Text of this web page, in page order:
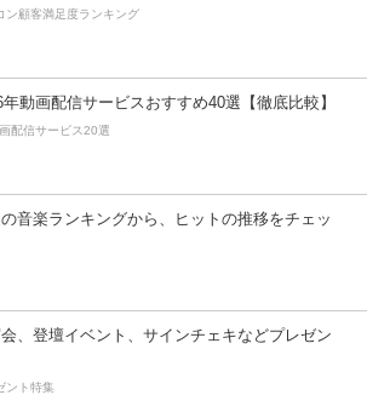
ン顧客満足度ランキング
年動画配信サービスおすすめ40選【徹底比較】
配信サービス20選
音楽ランキングから、ヒットの推移をチェッ
、登壇イベント、サインチェキなどプレゼン
ント特集